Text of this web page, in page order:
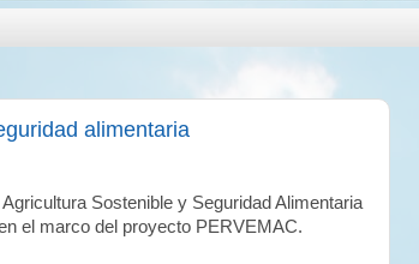
alimentaria
Sostenible y Seguridad Alimentaria
el marco del proyecto PERVEMAC.